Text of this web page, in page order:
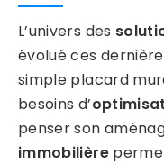
L’univers des
évolué ces
simple placard
besoins d’
penser son
immobilière